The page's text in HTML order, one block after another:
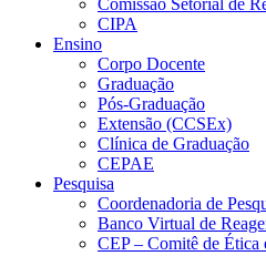
Comissão Setorial de
CIPA
Ensino
Corpo Docente
Graduação
Pós-Graduação
Extensão (CCSEx)
Clínica de Graduação
CEPAE
Pesquisa
Coordenadoria de
Banco Virtual de
CEP – Comitê de Ética